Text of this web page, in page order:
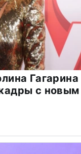
Гагарина
с новым